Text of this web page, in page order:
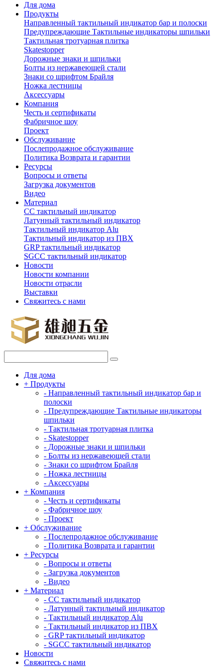
Для дома
Продукты
Направленный тактильный индикатор бар и полоски
Предупреждающие Тактильные индикаторы шпильки
Тактильная тротуарная плитка
Skatestopper
Дорожные знаки и шпильки
Болты из нержавеющей стали
Знаки со шрифтом Брайля
Ножка лестницы
Аксессуары
Компания
Честь и сертификаты
Фабричное шоу
Проект
Обслуживание
Послепродажное обслуживание
Политика Возврата и гарантии
Ресурсы
Вопросы и ответы
Загрузка документов
Видео
Материал
СС тактильный индикатор
Латунный тактильный индикатор
Тактильный индикатор Alu
Тактильный индикатор из ПВХ
GRP тактильный индикатор
SGCC тактильный индикатор
Новости
Новости компании
Новости отрасли
Выставки
Свяжитесь с нами
Для дома
+ Продукты
- Направленный тактильный индикатор бар и
полоски
- Предупреждающие Тактильные индикаторы
шпильки
- Тактильная тротуарная плитка
- Skatestopper
- Дорожные знаки и шпильки
- Болты из нержавеющей стали
- Знаки со шрифтом Брайля
- Ножка лестницы
- Аксессуары
+ Компания
- Честь и сертификаты
- Фабричное шоу
- Проект
+ Обслуживание
- Послепродажное обслуживание
- Политика Возврата и гарантии
+ Ресурсы
- Вопросы и ответы
- Загрузка документов
- Видео
+ Материал
- СС тактильный индикатор
- Латунный тактильный индикатор
- Тактильный индикатор Alu
- Тактильный индикатор из ПВХ
- GRP тактильный индикатор
- SGCC тактильный индикатор
Новости
Свяжитесь с нами